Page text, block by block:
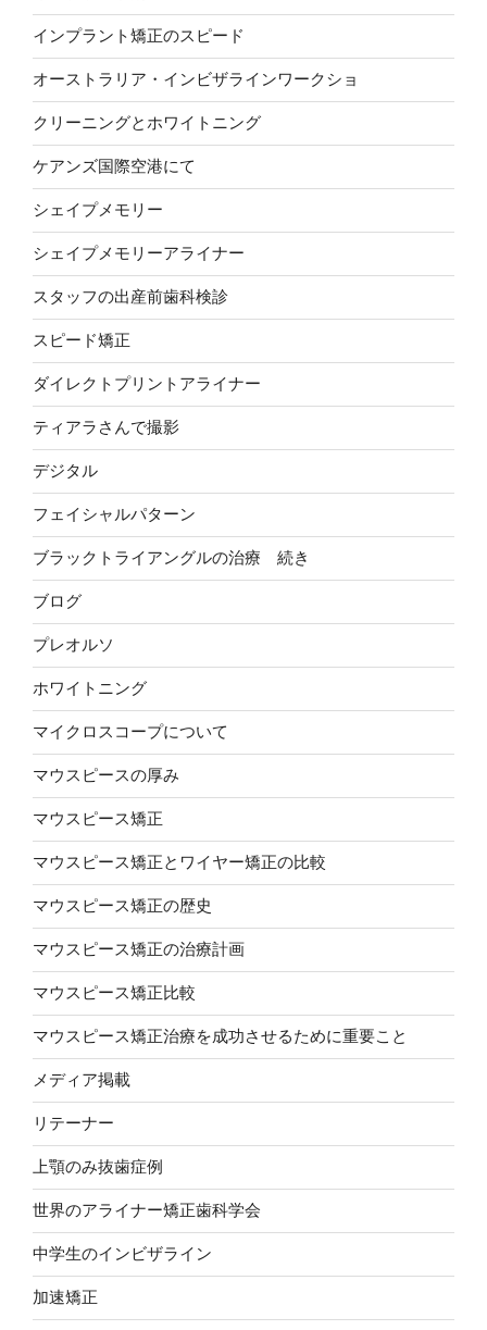
インプラント矯正のスピード
オーストラリア・インビザラインワークショ
クリーニングとホワイトニング
ケアンズ国際空港にて
シェイプメモリー
シェイプメモリーアライナー
スタッフの出産前歯科検診
スピード矯正
ダイレクトプリントアライナー
ティアラさんで撮影
デジタル
フェイシャルパターン
ブラックトライアングルの治療 続き
ブログ
プレオルソ
ホワイトニング
マイクロスコープについて
マウスピースの厚み
マウスピース矯正
マウスピース矯正とワイヤー矯正の比較
マウスピース矯正の歴史
マウスピース矯正の治療計画
マウスピース矯正比較
マウスピース矯正治療を成功させるために重要こと
メディア掲載
リテーナー
上顎のみ抜歯症例
世界のアライナー矯正歯科学会
中学生のインビザライン
加速矯正